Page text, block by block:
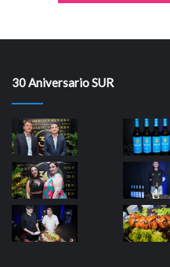
30 Aniversario SUR